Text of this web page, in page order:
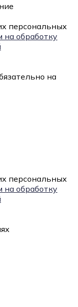
персональных
на обработку
на
персональных
на обработку